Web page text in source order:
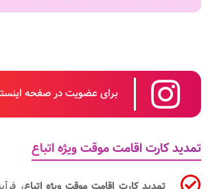
برای عضویت در صفحه
تمدید کارت اقامت موقت ویژه اتباع